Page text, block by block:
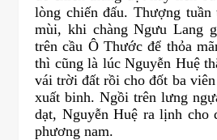
lòng chiến đấu. Thượng
mùi, khi chàng Ngưu Lang
trên cầu Ô Thước để thỏa
thì cũng là lúc Nguyễn Huệ
vái trời đất rồi cho đốt ba
xuất binh. Ngồi trên lưng
dạt, Nguyễn Huệ ra lịnh cho
phương nam.